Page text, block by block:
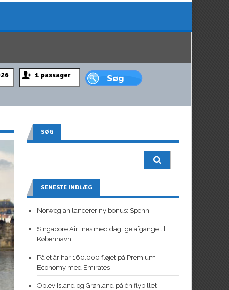
SØG
SENESTE INDLÆG
Norwegian lancerer ny bonus: Spenn
Singapore Airlines med daglige afgange til
København
På ét år har 160.000 fløjet på Premium
Economy med Emirates
Oplev Island og Grønland på én flybillet